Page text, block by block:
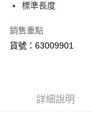
運送方式
標準長度
銷售重點
貨號：63009901
詳細說明